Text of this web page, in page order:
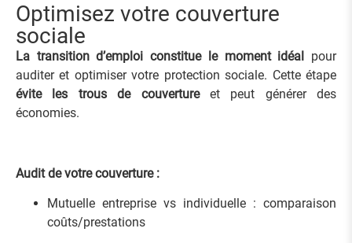
Optimisez votre couverture
sociale
La transition d’emploi constitue le moment idéal pour
auditer et optimiser votre protection sociale. Cette étape
évite les trous de couvertureet peut générer des
économies.
Audit de votre couverture :
Mutuelle entreprise vs individuelle : comparaison
coûts/prestations